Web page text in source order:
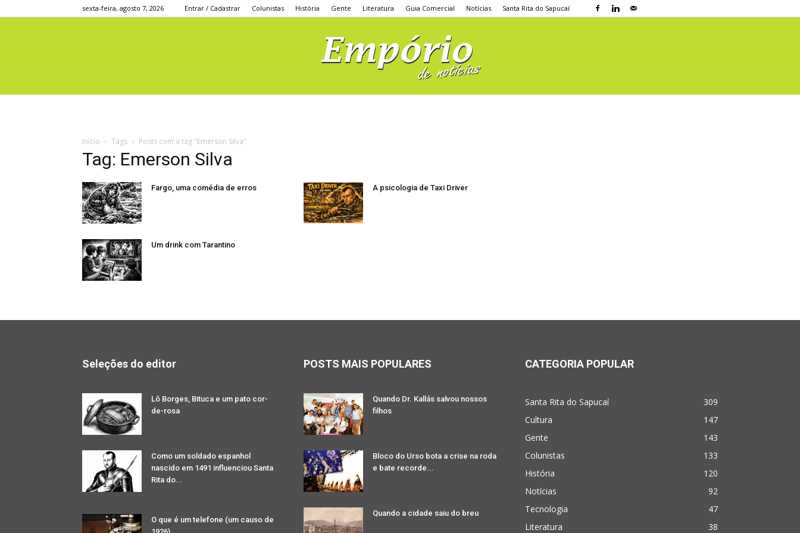
sexta-feira, agosto 7, 2026 Entrar / Cadastrar Colunistas História Gente Literatura Guia Comercial Notícias Santa Rita do Sapucaí
Início Tags Posts com a tag "Emerson Silva"
Tag: Emerson Silva
Fargo, uma comédia de erros A psicologia de Taxi Driver
Um drink com Tarantino
Seleções do editor
Lô Borges, Bituca e um pato cor-
de-rosa
Como um soldado espanhol
nascido em 1491 influenciou Santa
Rita do...
O que é um telefone (um causo de
POSTS MAIS POPULARES
Quando Dr. Kallás salvou nossos
filhos
Bloco do Urso bota a crise na roda
e bate recorde...
Quando a cidade saiu do breu
CATEGORIA POPULAR
Santa Rita do Sapucaí
309
Cultura
147
Gente
143
Colunistas
133
História
120
Notícias
92
Tecnologia
47
Literatura
38